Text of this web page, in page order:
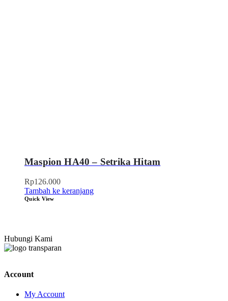
Maspion HA40 – Setrika Hitam
Rp126.000
Tambah ke keranjang
Quick View
Hubungi Kami
Account
My Account